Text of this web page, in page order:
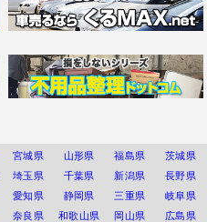
宮城県 山形県 福島県
茨城県
埼玉県 千葉県 新潟県
長野県
愛知県 静岡県 三重県
岐阜県
奈良県 和歌山県 岡山県 広島県